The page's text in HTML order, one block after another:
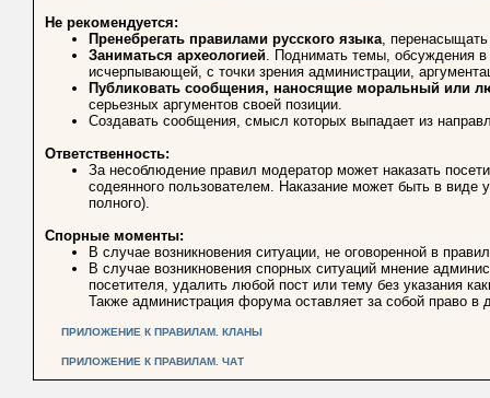
Не рекомендуется:
Пренебрегать правилами русского языка,
Заниматься археологией. Поднимать темы, обсуждения
исчерпывающей, с точки зрения администрации,
Публиковать сообщения, наносящие моральный или
серьезных аргументов своей позиции.
Создавать сообщения, смысл которых выпадает из
Ответственность:
За несоблюдение правил модератор может наказать
содеянного пользователем. Наказание может быть в виде
полного).
Спорные моменты:
В случае возникновения ситуации, не оговоренной в
В случае возникновения спорных ситуаций мнение
посетителя, удалить любой пост или тему без указания
Также администрация форума оставляет за собой право
ПРИЛОЖЕНИЕ К ПРАВИЛАМ. КЛАНЫ
ПРИЛОЖЕНИЕ К ПРАВИЛАМ. ЧАТ